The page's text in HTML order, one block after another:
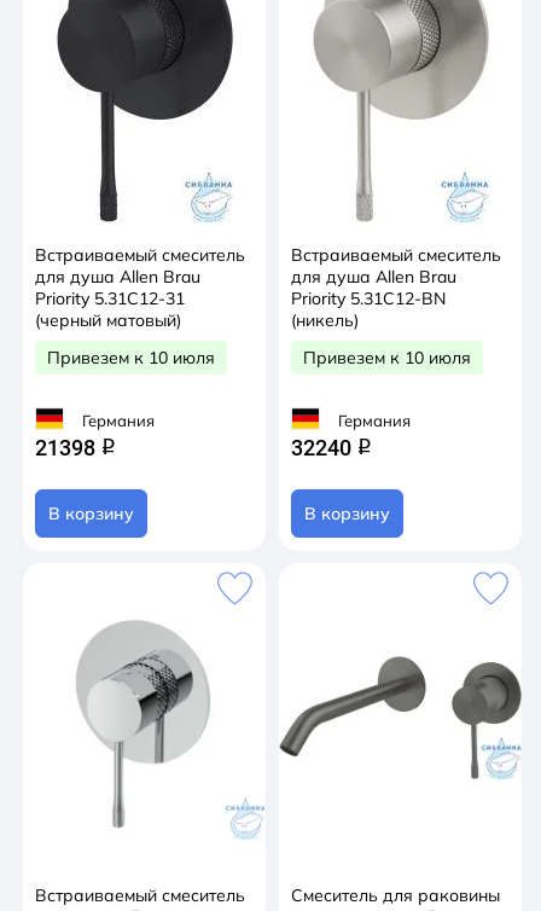
Встраиваемый смеситель
для душа Allen Brau
Priority 5.31C12-31
(черный матовый)
Привезем к 10 июля
Германия
21398 q
В корзину
Встраиваемый смеситель
для душа Allen Brau
Priority 5.31C12-BN
(никель)
Привезем к 10 июля
Германия
32240 q
В корзину
Встраиваемый смеситель
Смеситель для раковины